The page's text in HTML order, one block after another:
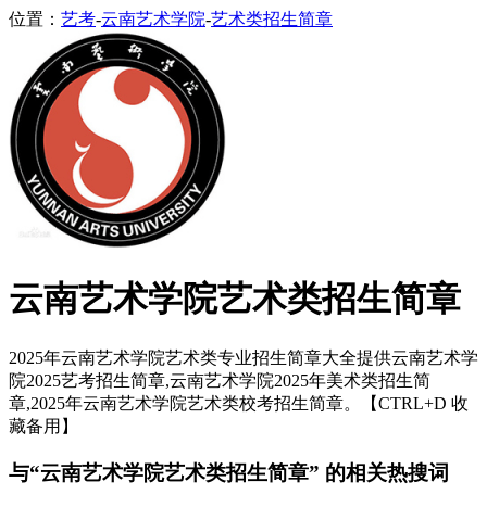
位置： 艺考-云南艺术学院-艺术类招生简章
云南艺术学院艺术类招生简章
2025年云南艺术学院艺术类专业招生简章大全提供云南艺术学
院2025艺考招生简章,云南艺术学院2025年美术类招生简
章,2025年云南艺术学院艺术类校考招生简章。【CTRL+D 收
藏备用】
与“云南艺术学院艺术类招生简章” 的相关热搜词